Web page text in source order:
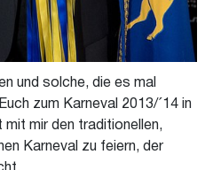
und solche, die es mal
zum Karneval 2013/´14 in
mit mir den traditionellen,
Karneval zu feiern, der